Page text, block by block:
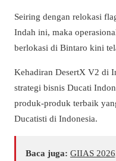
Seiring dengan relokasi
Indah ini, maka
berlokasi di Bintaro kini
Kehadiran DesertX V2 di
strategi bisnis Ducati
produk-produk terbaik
Ducatisti di Indonesia.
Baca juga: GIIAS